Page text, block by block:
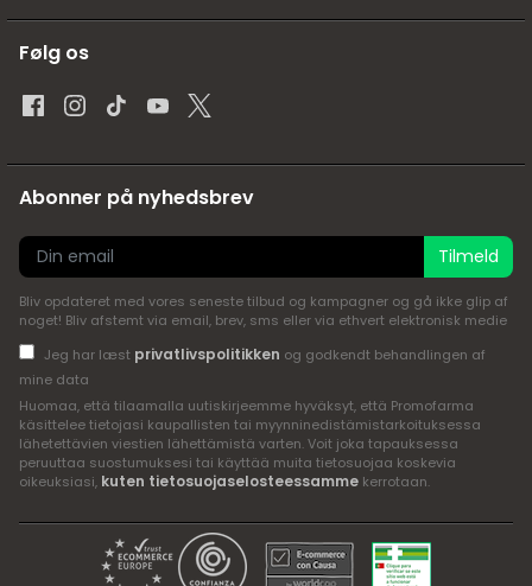
Følg os
Abonner på nyhedsbrev
Tilmeld
Bliv opdateret med vores seneste tilbud og kampagner og gå ikke glip af
noget! Bliv afstemt via email, brev, sms eller via ethvert elektronisk medie
Jeg har læst privatlivspolitikken og godkendt behandlingen af
mine data
Huomaa, että tilaamalla uutiskirjeemme hyväksyt, että Promofarma
käsittelee tietojasi kaupallisten tai myynninedistämistarkoituksessa
lähetettävien viestien lähettämistä varten. Voit joka tapauksessa
peruuttaa suostumuksesi tai käyttää muita tietosuojaa koskevia
oikeuksiasi, kuten tietosuojaselosteessamme kerrotaan.